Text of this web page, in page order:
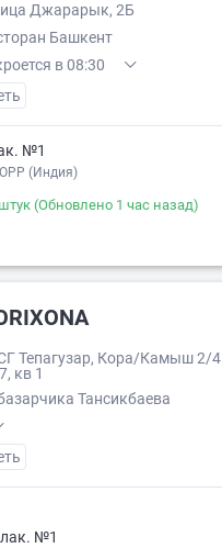
Джарарык, 2Б
Башкент
в 08:30
XX-XX
№1
(Индия)
(Обновлено 1 час назад)
Тепагузар, Кора/Камыш 2/4
кв 1
Тансикбаева
XX-XX
№1